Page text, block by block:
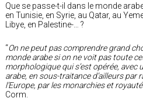
Que se passe-t-il dans le monde
en Tunisie, en Syrie, au Qatar, au
Libye, en Palestine-… ?
“On ne peut pas comprendre grand
monde arabe si on ne voit pas toute
morphologique qui s’est opérée,
arabe, en sous-traitance d’ailleurs par
l’Europe, par les monarchies et
Corm.